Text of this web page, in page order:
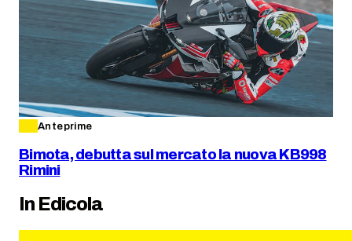
Anteprime
Bimota, debutta sul mercato la nuova KB998
Rimini
In Edicola